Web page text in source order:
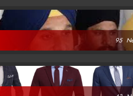
95